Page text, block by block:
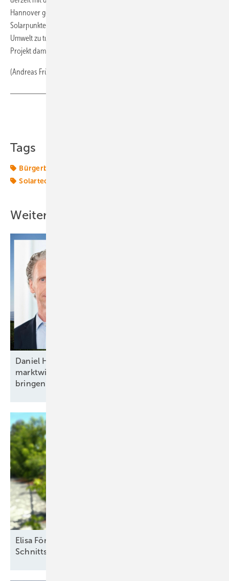
Hannover geführt. Auch große Unternehmen stehen bereits mit der
Solarpunkte GmbH in Verhandlung. Das Interesse, etwas für die
Umwelt zu tun und dies auch zu zeigen, ist also vorhanden und das
Projekt damit auf einem guten Weg.
(Andreas Fründt)
Tags
Bürgerbeteiligung
Solartechnik
Weitere Inhalte
Daniel Hölder von Baywa RE: „Mehr Flexibilität und
marktwirtschaftliche Anreize ins Energiesystem
bringen“
Elisa Förster vom Solarzentrum Berlin: „Definierte
Schnittstellen sind